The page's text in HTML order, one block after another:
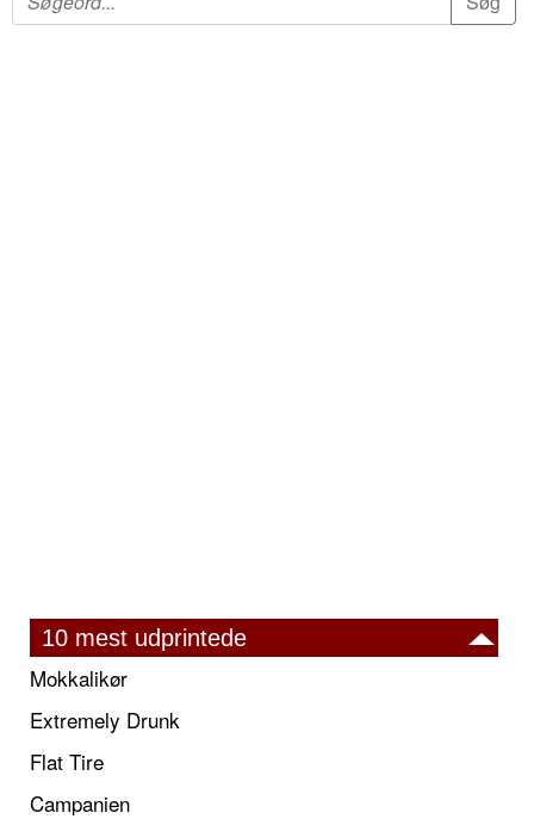
10 mest udprintede
Mokkalikør
Extremely Drunk
Flat Tire
Campanien